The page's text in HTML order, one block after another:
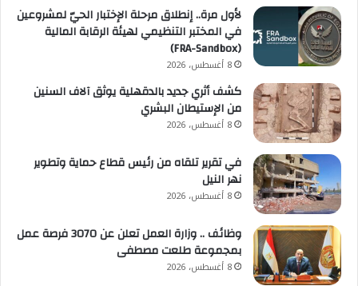
لأول مرة.. إنطلاق مرحلة الإختبار الحيّ لمشروعين
في المختبر التنظيمي لهيئة الرقابة المالية
(FRA-Sandbox)
8 أغسطس، 2026
كشف أثري جديد بالدقهلية يوثق آلاف السنين
من الإستيطان البشري
8 أغسطس، 2026
في تقرير تلقاه من رئيس قطاع حماية وتطوير
نهر النيل
8 أغسطس، 2026
وظائف .. وزارة العمل تعلن عن 3070 فرصة عمل
بمجموعة طلعت مصطفى
8 أغسطس، 2026